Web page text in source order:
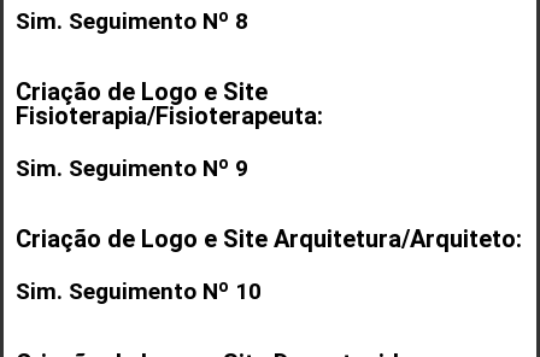
Sim. Seguimento Nº 8
Criação de Logo e Site
Fisioterapia/Fisioterapeuta:
Sim. Seguimento Nº 9
Criação de Logo e Site Arquitetura/Arquiteto:
Sim. Seguimento Nº 10